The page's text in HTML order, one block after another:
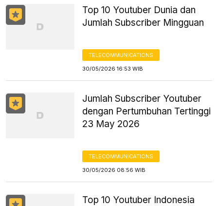
Top 10 Youtuber Dunia dan
Jumlah Subscriber Mingguan
TELECOMMUNICATIONS
30/05/2026 16:53 WIB
Jumlah Subscriber Youtuber
dengan Pertumbuhan Tertinggi
23 May 2026
TELECOMMUNICATIONS
30/05/2026 08:56 WIB
Top 10 Youtuber Indonesia